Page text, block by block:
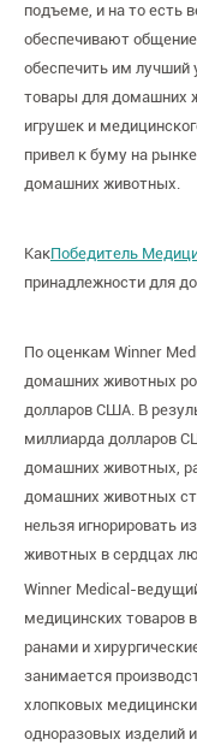
подъеме, и на то есть
обеспечивают
обеспечить им лучший
товары для домашних
игрушек и
привел к буму на
домашних животных.
КакПобедитель
принадлежности для
По оценкам Winner
домашних животных
долларов США. В
миллиарда долларов
домашних животных,
домашних животных
нельзя игнорировать
животных в сердцах
Winner Medical-
медицинских товаров
ранами и
занимается
хлопковых
одноразовых изделий